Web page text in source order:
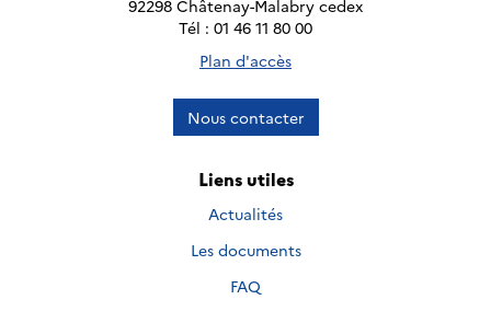
92298 Châtenay-Malabry cedex
Tél : 01 46 11 80 00
Plan d'accès
Nous contacter
Liens utiles
Actualités
Les documents
FAQ